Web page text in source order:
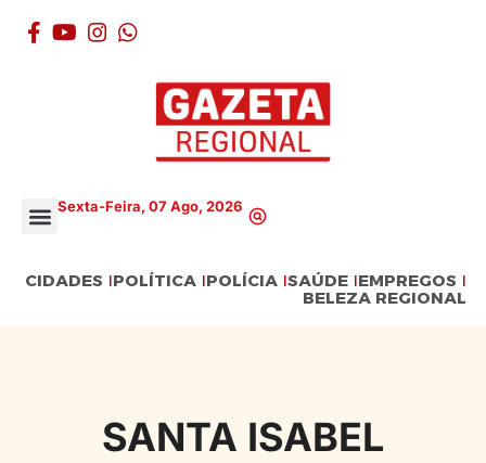
Sexta-Feira, 07 Ago, 2026
CIDADES POLÍTICA POLÍCIA SAÚDE EMPREGOS
BELEZA REGIONAL
SANTA ISABEL